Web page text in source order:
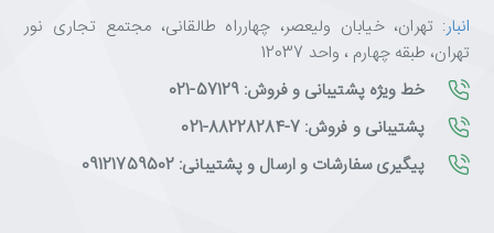
انبار: تهران، خیابان ولیعصر، چهارراه طالقانی، مجتمع تجاری نور
تهران، طبقه چهارم ، واحد 12037
خط ویژه پشتیبانی و فروش: 57129-021
پشتیبانی و فروش: 7-88228284-021
پیگیری سفارشات و ارسال و پشتیبانی: 09121759502